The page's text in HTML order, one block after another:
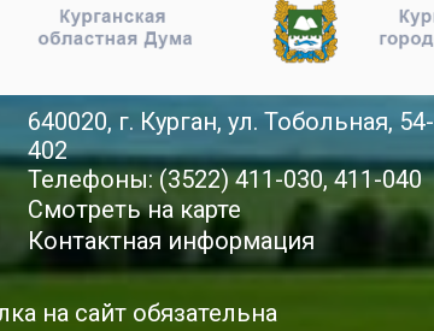
640020, г. Курган, ул. Тобольная, 54-
402
Телефоны: (3522) 411-030, 411-040
Смотреть на карте
Контактная информация
на сайт обязательна